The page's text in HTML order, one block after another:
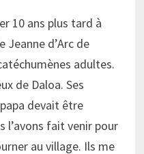
10 ans plus tard à
Jeanne d’Arc de
adultes.
de Daloa. Ses
devait être
l’avons fait venir pour
au village. Ils me